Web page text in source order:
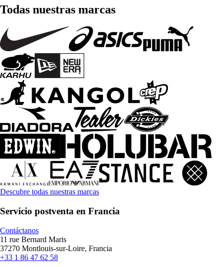
Todas nuestras marcas
Descubre todas nuestras marcas
Servicio postventa en Francia
Contáctanos
11 rue Bernard Maris
37270 Montlouis-sur-Loire, Francia
+33 1 86 47 62 58